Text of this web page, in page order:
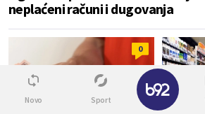
neplaćeni računi i dugovanja
0
Novo Sport
✕